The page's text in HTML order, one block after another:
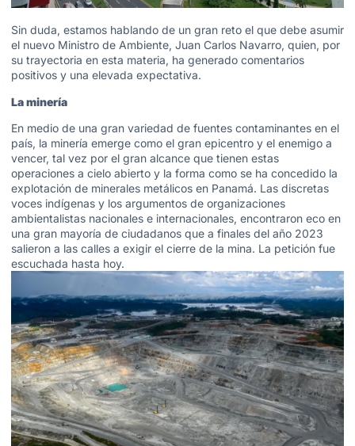
Sin duda, estamos hablando de un gran reto el que debe asumir
el nuevo Ministro de Ambiente, Juan Carlos Navarro, quien, por
su trayectoria en esta materia, ha generado comentarios
positivos y una elevada expectativa.
La minería
En medio de una gran variedad de fuentes contaminantes en el
país, la minería emerge como el gran epicentro y el enemigo a
vencer, tal vez por el gran alcance que tienen estas
operaciones a cielo abierto y la forma como se ha concedido la
explotación de minerales metálicos en Panamá. Las discretas
voces indígenas y los argumentos de organizaciones
ambientalistas nacionales e internacionales, encontraron eco en
una gran mayoría de ciudadanos que a finales del año 2023
salieron a las calles a exigir el cierre de la mina. La petición fue
escuchada hasta hoy.